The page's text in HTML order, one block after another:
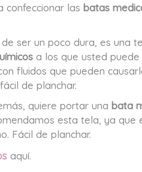
confeccionar las batas
ser un poco dura, es una
a los que usted
fluidos que pueden
de planchar.
quiere portar una bata
esta tela, ya que
Fácil de planchar.
aquí.